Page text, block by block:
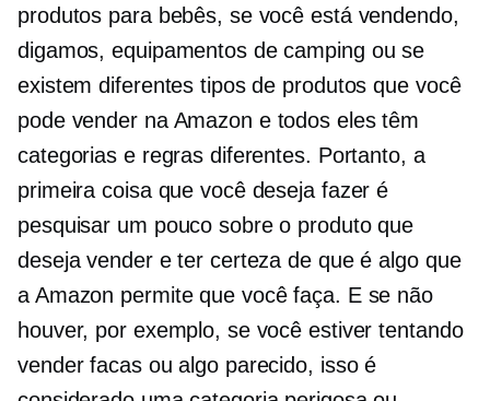
produtos para bebês, se você está vendendo,
digamos, equipamentos de camping ou se
existem diferentes tipos de produtos que você
pode vender na Amazon e todos eles têm
categorias e regras diferentes. Portanto, a
primeira coisa que você deseja fazer é
pesquisar um pouco sobre o produto que
deseja vender e ter certeza de que é algo que
a Amazon permite que você faça. E se não
houver, por exemplo, se você estiver tentando
vender facas ou algo parecido, isso é